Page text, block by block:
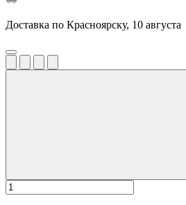
Доставка по Красноярску, 10 августа